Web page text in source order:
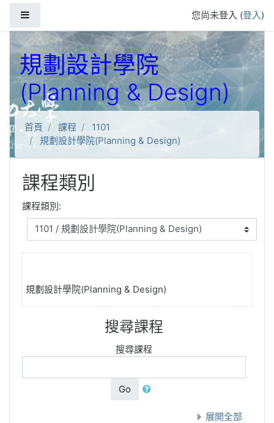
您尚未登入 (登入)
規劃設計學院
(Planning & Design)
首頁 課程
1101
規劃設計學院(Planning & Design)
課程類別
課程類別:
規劃設計學院(Planning & Design)
搜尋課程
搜尋課程
Go
展開全部